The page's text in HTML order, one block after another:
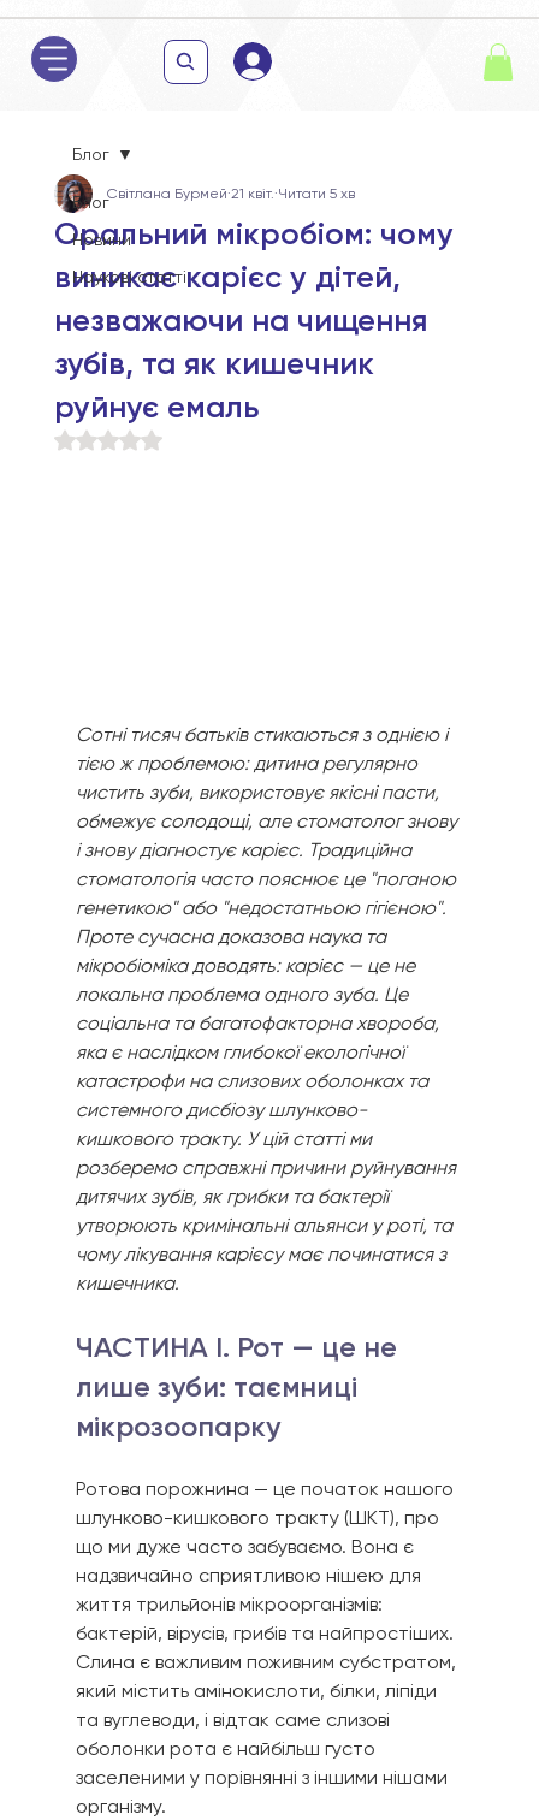
Блог
Новини
Наукові статті
Блог
Оральний мікробіом: чому
виникає карієс у дітей,
незважаючи на чищення
зубів, та як кишечник
руйнує емаль
Світлана Бурмей 21 квіт. Читати 5 хв
Оцінка: NaN з 5 зірок.
Сотні тисяч батьків стикаються з однією і
тією ж проблемою: дитина регулярно
чистить зуби, використовує якісні пасти,
обмежує солодощі, але стоматолог знову
і знову діагностує карієс. Традиційна
стоматологія часто пояснює це "поганою
генетикою" або "недостатньою гігієною".
Проте сучасна доказова наука та
мікробіоміка доводять: карієс — це не
локальна проблема одного зуба. Це
соціальна та багатофакторна хвороба,
яка є наслідком глибокої екологічної
катастрофи на слизових оболонках та
системного дисбіозу шлунково-
кишкового тракту. У цій статті ми
розберемо справжні причини руйнування
дитячих зубів, як грибки та бактерії
утворюють кримінальні альянси у роті, та
чому лікування карієсу має починатися з
кишечника.
ЧАСТИНА I. Рот — це не
лише зуби: таємниці
мікрозоопарку
Ротова порожнина — це початок нашого
шлунково-кишкового тракту (ШКТ), про
що ми дуже часто забуваємо. Вона є
надзвичайно сприятливою нішею для
життя трильйонів мікроорганізмів:
бактерій, вірусів, грибів та найпростіших.
Слина є важливим поживним субстратом,
який містить амінокислоти, білки, ліпіди
та вуглеводи, і відтак саме слизові
оболонки рота є найбільш густо
заселеними у порівнянні з іншими нішами
організму.